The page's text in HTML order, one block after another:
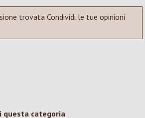
trovata Condividi le tue opinioni
prodotticategoria